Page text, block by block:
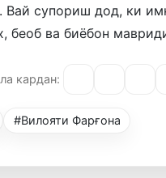
Вай супориш дод, ки
беоб ва биёбон
кардан:
#Вилояти Фарғона